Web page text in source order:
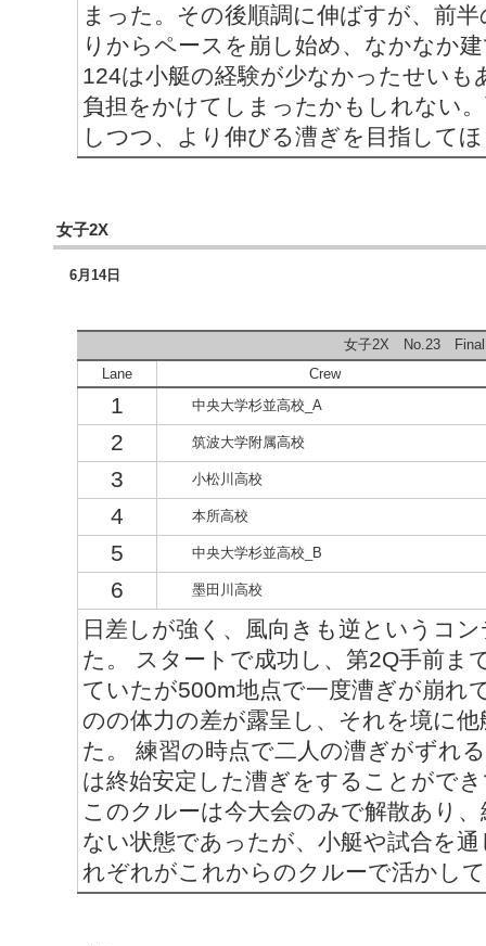
まった。その後順調に伸ばすが、前
りからペースを崩し始め、なかなか
124は小艇の経験が少なかったせいも
負担をかけてしまったかもしれない
しつつ、より伸びる漕ぎを目指して
女子2X
6月14日
女子2X No.23
Lane
Crew
1 中央大学杉並高校_A
2 筑波大学附属高校
3 小松川高校
4 本所高校
5 中央大学杉並高校_B
6 墨田川高校
日差しが強く、風向きも逆というコ
た。 スタートで成功し、第2Q手前ま
ていたが500m地点で一度漕ぎが崩れ
のの体力の差が露呈し、それを境に
た。 練習の時点で二人の漕ぎがずれ
は終始安定した漕ぎをすることがで
このクルーは今大会のみで解散あり
ない状態であったが、小艇や試合を
れぞれがこれからのクルーで活かし